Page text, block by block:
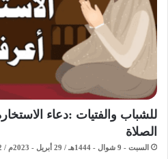
للشباب والفتيات :دعاء
الصلاة
السبت - 9 شوال - 1444هـ / 29 أبريل - 2023م / 8:02 مساءً